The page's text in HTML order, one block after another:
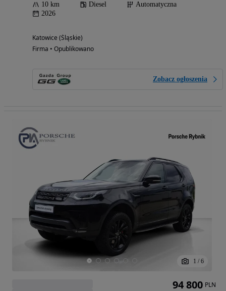
10 km Diesel
Automatyczna
2026
Katowice (Śląskie)
Firma • Opublikowano
Zobacz ogłoszenia
1 / 6
94 800 PLN